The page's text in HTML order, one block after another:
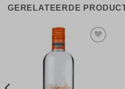
GERELATEERDE